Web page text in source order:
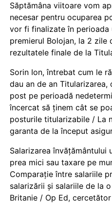
Săptămâna viitoare vom
necesar pentru ocuparea
vor fi finalizate în perioada
premierul Bolojan, la 2 zile
rezultatele finale de la
Sorin Ion, întrebat cum le
dau an de an
post pe perioadă
încercat să ținem cât se
posturile titularizabile / La
garanta de la început
Salarizarea învățământului
prea mici sau taxare pe
Comparație între salariile
salarizării și salariile de la
Britanie / Op Ed,